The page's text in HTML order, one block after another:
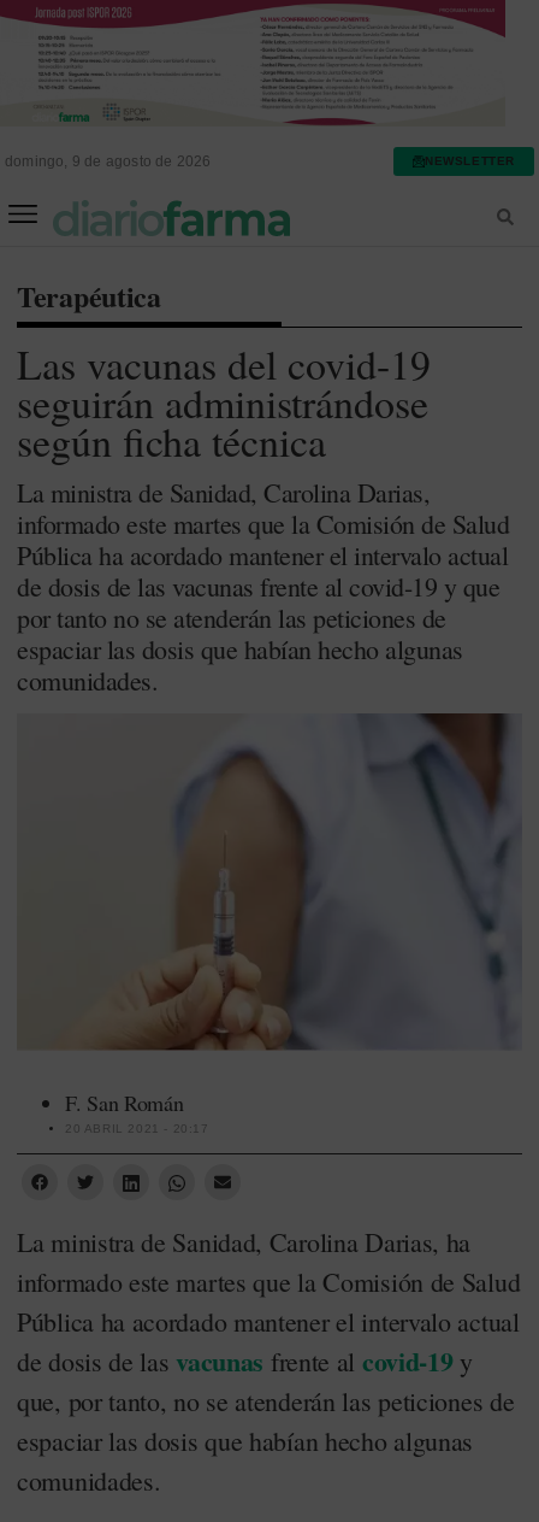
domingo, 9 de agosto de 2026 NEWSLETTER
Terapéutica
Las vacunas del covid-19
seguirán administrándose
según ficha técnica
La ministra de Sanidad, Carolina Darias,
informado este martes que la Comisión de Salud
Pública ha acordado mantener el intervalo actual
de dosis de las vacunas frente al covid-19 y que
por tanto no se atenderán las peticiones de
espaciar las dosis que habían hecho algunas
comunidades.
F. San Román
20 ABRIL 2021 - 20:17
La ministra de Sanidad, Carolina Darias, ha
informado este martes que la Comisión de Salud
Pública ha acordado mantener el intervalo actual
de dosis de lasvacunas frente al covid-19y
que, por tanto, no se atenderán las peticiones de
espaciar las dosis que habían hecho algunas
comunidades.